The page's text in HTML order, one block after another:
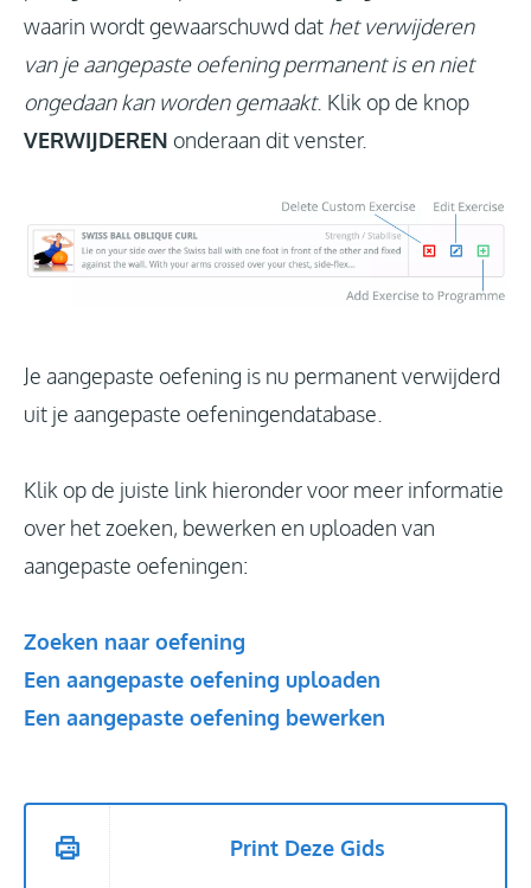
waarin wordt gewaarschuwd dat het verwijderen
van je aangepaste oefening permanent is en niet
ongedaan kan worden gemaakt. Klik op de knop
VERWIJDEREN onderaan dit venster.
Je aangepaste oefening is nu permanent verwijderd
uit je aangepaste oefeningendatabase.
Klik op de juiste link hieronder voor meer informatie
over het zoeken, bewerken en uploaden van
aangepaste oefeningen:
Zoeken naar oefening
Een aangepaste oefening uploaden
Een aangepaste oefening bewerken
Print Deze Gids